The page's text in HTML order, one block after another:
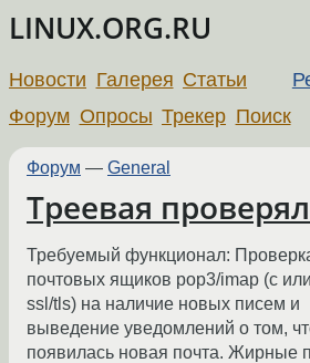
LINUX.ORG.RU
Новости Галерея Статьи
Форум Опросы Трекер Поиск
Форум — General
Треевая
Требуемый функционал:
почтовых ящиков pop3/imap (с
ssl/tls) на наличие новых писем и
выведение уведомлений о том,
появилась новая почта. Жирные